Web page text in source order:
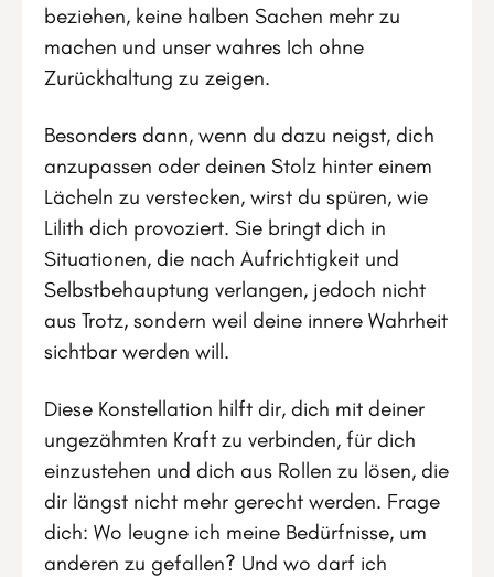
beziehen, keine halben Sachen mehr zu
machen und unser wahres Ich ohne
Zurückhaltung zu zeigen.
Besonders dann, wenn du dazu neigst, dich
anzupassen oder deinen Stolz hinter einem
Lächeln zu verstecken, wirst du spüren, wie
Lilith dich provoziert. Sie bringt dich in
Situationen, die nach Aufrichtigkeit und
Selbstbehauptung verlangen, jedoch nicht
aus Trotz, sondern weil deine innere Wahrheit
sichtbar werden will.
Diese Konstellation hilft dir, dich mit deiner
ungezähmten Kraft zu verbinden, für dich
einzustehen und dich aus Rollen zu lösen, die
dir längst nicht mehr gerecht werden. Frage
dich: Wo leugne ich meine Bedürfnisse, um
anderen zu gefallen? Und wo darf ich